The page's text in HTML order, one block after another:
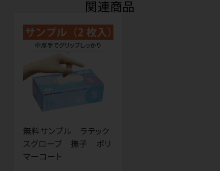
関連商品
無料サンプル ラテック
スグローブ 撫子 ポリ
マーコート